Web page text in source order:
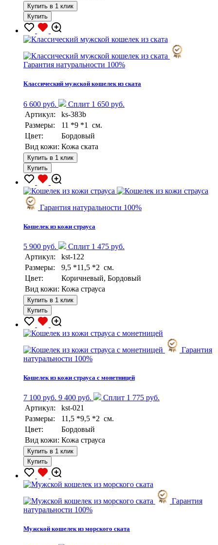
Купить в 1 клик
Купить
Гарантия натуральности 100%
Классический мужской кошелек из ската
6 600 руб.
Сплит 1 650 руб.
Артикул:
ks-383b
Размеры:
11 *9 *1 см.
Цвет:
Бордовый
Вид кожи: Кожа ската
Купить в 1 клик
Купить
Гарантия натуральности 100%
Кошелек из кожи страуса
5 900 руб.
Сплит 1 475 руб.
Артикул:
kst-122
Размеры:
9,5 *11,5 *2 см.
Цвет:
Коричневый, Бордовый
Вид кожи: Кожа страуса
Купить в 1 клик
Купить
Гарантия
натуральности 100%
Кошелек из кожи страуса с монетницей
7 100 руб. 9 400 руб.
Сплит 1 775 руб.
Артикул:
kst-021
Размеры:
11,5 *9,5 *2 см.
Цвет:
Бордовый
Вид кожи: Кожа страуса
Купить в 1 клик
Купить
Гарантия
натуральности 100%
Мужской кошелек из морского ската